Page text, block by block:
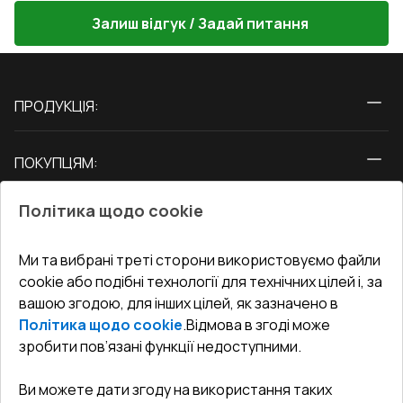
Залиш відгук / Задай питання
ПРОДУКЦІЯ:
Двері
ПОКУПЦЯМ:
Блог
Адреса гіпермаркета
Як правильно заміряти вікна
СЕРВІС ТА ОБЛУГОВУВАННЯ:
Доставка і Оплата
Гарантія та Сервіс
Повернення товару
Договір публічної оферти
КОНТАКТИ
Офіс:Україна, м. Вінниця, вул. Келецька 60 кв. 61
undefined(undefined)
Політика щодо cookie
Ми та вибрані треті сторони використовуємо файли
cookie або подібні технології для технічних цілей і, за
вашою згодою, для інших цілей, як зазначено в
Політика щодо cookie.Відмова в згоді може
зробити пов’язані функції недоступними.
Ви можете дати згоду на використання таких